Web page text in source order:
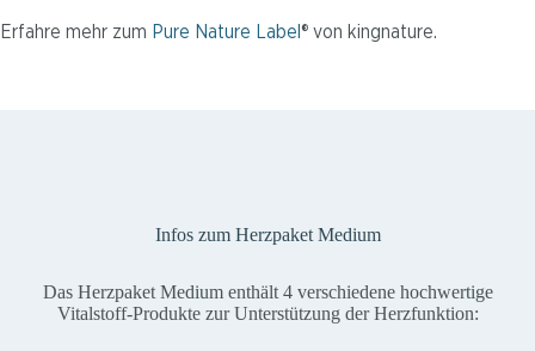
Erfahre mehr zum Pure Nature Label ® von kingnature.
Infos zum Herzpaket Medium
Das Herzpaket Medium enthält 4 verschiedene hochwertige
Vitalstoff-Produkte zur Unterstützung der Herzfunktion: